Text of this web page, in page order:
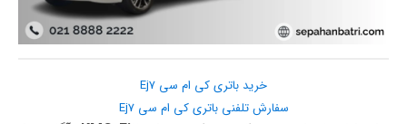
خرید باتری کی ام سی Ej7
سفارش تلفنی باتری کی ام سی Ej7